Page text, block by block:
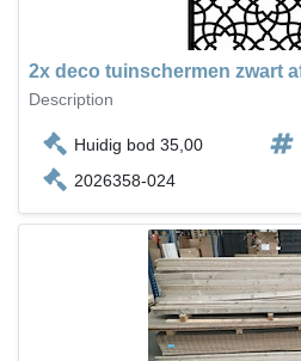
2x deco tuinschermen zwart
Description
Huidig bod 35,00
2026358-024